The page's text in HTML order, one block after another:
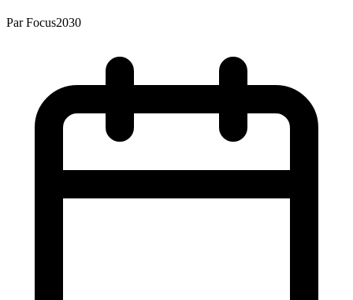
ParFocus2030